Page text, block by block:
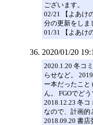
ございます。
02/21 【よあけ
分の更新をしま
01/31 【よあけ
2020/01/20
2020.1.20 冬コ
らせなど。
ー本だったこと
ん。 FGOでど
2018.12.23 冬
なので、計画的
2018.09.20 書